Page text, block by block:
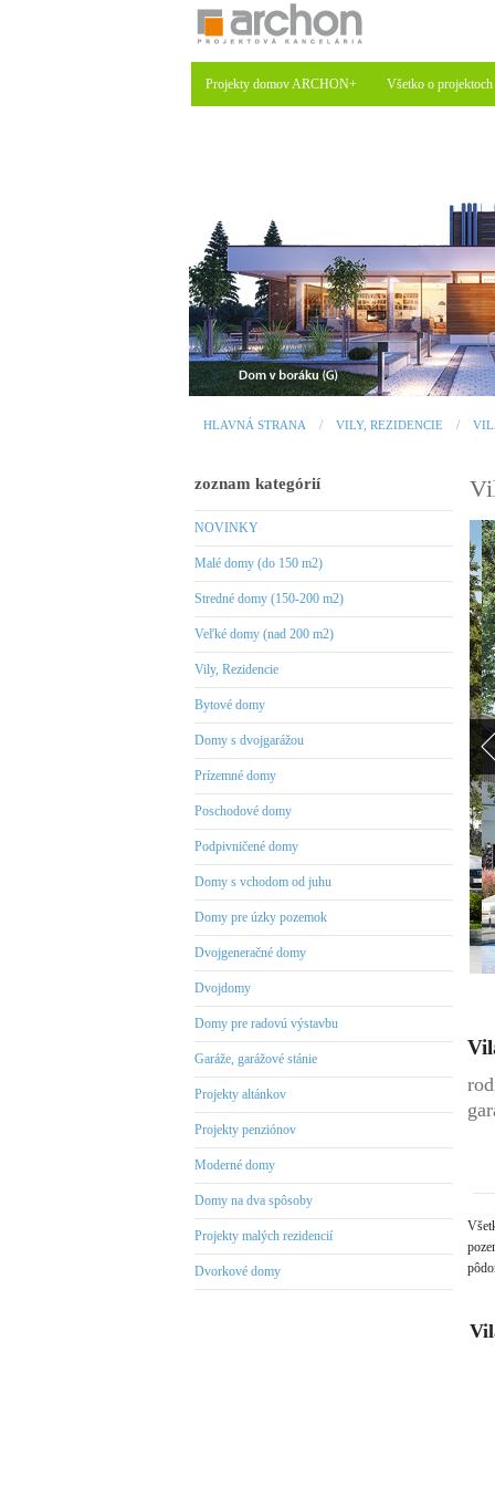
Projekty domov ARCHON+ Všetko o projektoch
HLAVNÁ STRANA VILY, REZIDENCIE
zoznam kategórií
NOVINKY
Malé domy (do 150 m2)
Stredné domy (150-200 m2)
Veľké domy (nad 200 m2)
Vily, Rezidencie
Bytové domy
Domy s dvojgarážou
Prízemné domy
Poschodové domy
Podpivničené domy
Domy s vchodom od juhu
Domy pre úzky pozemok
Dvojgeneračné domy
Dvojdomy
Domy pre radovú výstavbu
Garáže, garážové stánie
Projekty altánkov
Projekty penziónov
Moderné domy
Domy na dva spôsoby
Projekty malých rezidencií
Dvorkové domy